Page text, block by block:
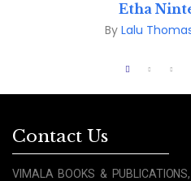
Etha
By Lalu
Contact Us
VIMALA BOOKS & PUBLICATIONS,